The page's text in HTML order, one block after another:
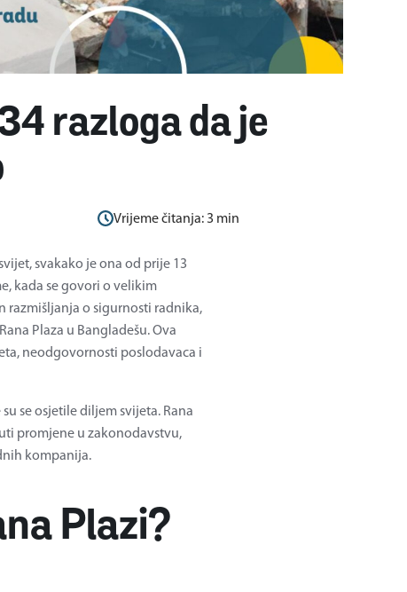
razloga da je
Vrijeme čitanja: 3 min
svakako je ona od prije 13
kada se govori o velikim
razmišljanja o sigurnosti radnika,
Plaza u Bangladešu. Ova
neodgovornosti poslodavaca i
se osjetile diljem svijeta. Rana
promjene u zakonodavstvu,
kompanija.
Plazi?